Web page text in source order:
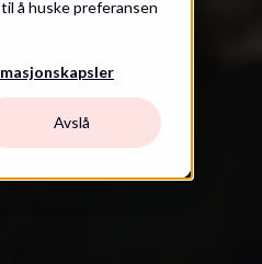
å huske preferansen
Avslå